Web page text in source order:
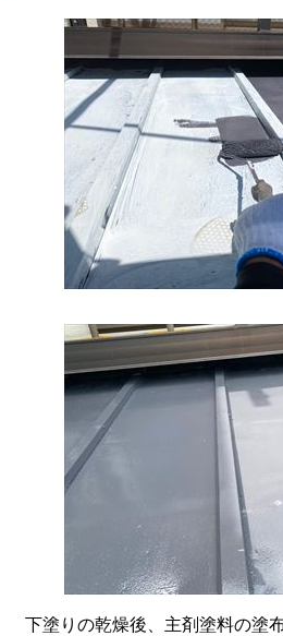
下塗りの乾燥後、主剤塗料の塗